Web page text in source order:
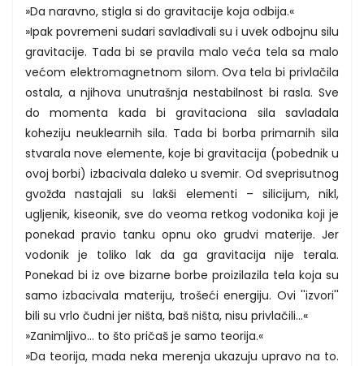
»Da naravno, stigla si do gravitacije koja odbija.«
»Ipak povremeni sudari savlađivali su i uvek odbojnu silu
gravitacije. Tada bi se pravila malo veća tela sa malo
većom elektromagnetnom silom. Ova tela bi privlačila
ostala, a njihova unutrašnja nestabilnost bi rasla. Sve
do momenta kada bi gravitaciona sila savladala
koheziju neuklearnih sila. Tada bi borba primarnih sila
stvarala nove elemente, koje bi gravitacija (pobednik u
ovoj borbi) izbacivala daleko u svemir. Od sveprisutnog
gvožđa nastajali su lakši elementi – silicijum, nikl,
ugljenik, kiseonik, sve do veoma retkog vodonika koji je
ponekad pravio tanku opnu oko grudvi materije. Jer
vodonik je toliko lak da ga gravitacija nije terala.
Ponekad bi iz ove bizarne borbe proizilazila tela koja su
samo izbacivala materiju, trošeći energiju. Ovi ''izvori''
bili su vrlo čudni jer ništa, baš ništa, nisu privlačili...«
»Zanimljivo... to što pričaš je samo teorija.«
»Da teorija, mada neka merenja ukazuju upravo na to.